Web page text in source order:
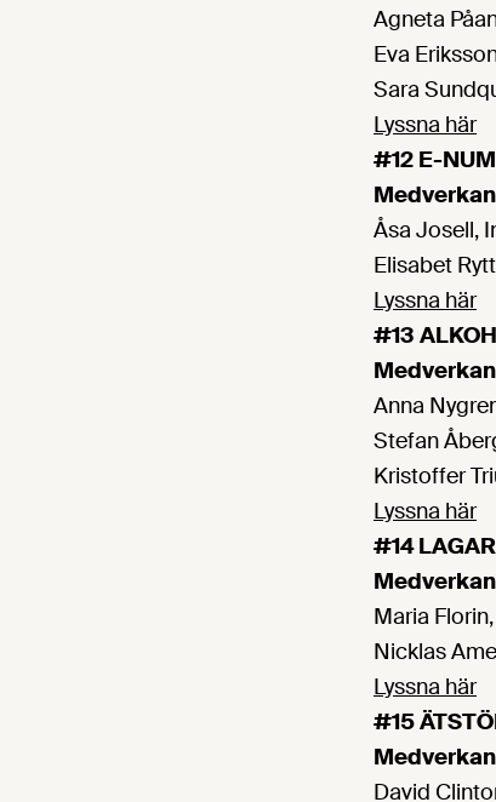
Agneta
Eva
Sara
Lyssna här
#12 E-
Åsa Josell,
Elisabet
Lyssna här
#13
Anna
Stefan
Kristoffer
Lyssna här
#14
Maria
Nicklas
Lyssna här
#15
David